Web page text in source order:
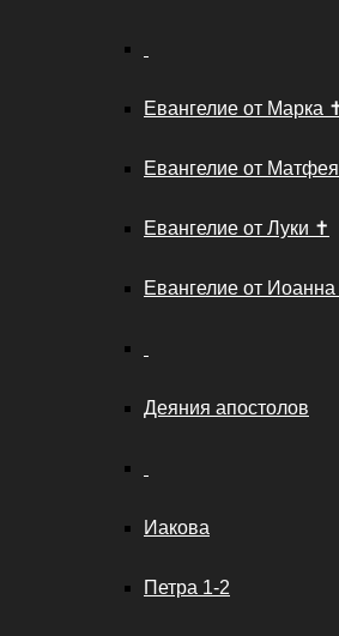
Евангелие от Марка
Евангелие от
Евангелие от Луки ✝️
Евангелие от
Деяния апостолов
Иакова
Петра 1-2